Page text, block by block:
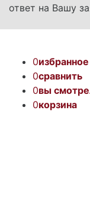
ответ на Вашу
0избранное
0сравнить
0вы
0корзина